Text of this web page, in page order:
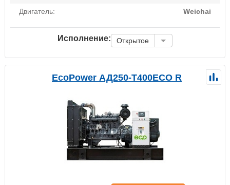
Двигатель:
Weichai
Исполнение: Открытое
EcoPower АД250-T400ECO R